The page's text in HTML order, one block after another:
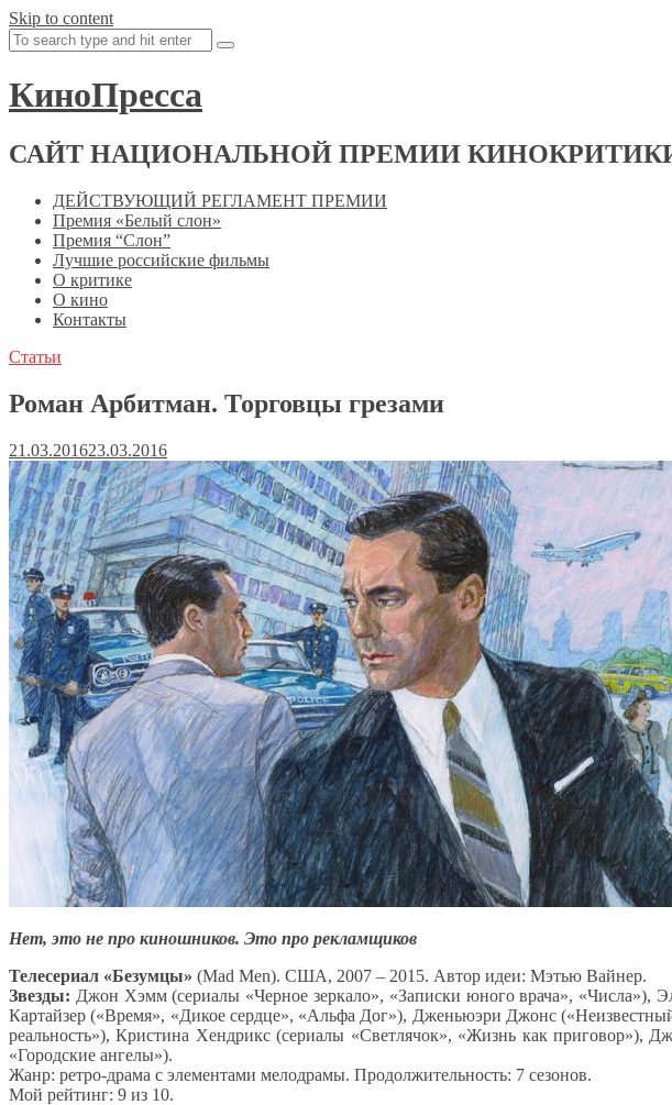
Skip to content
КиноПресса
САЙТ НАЦИОНАЛЬНОЙ ПРЕМИИ
ДЕЙСТВУЮЩИЙ РЕГЛАМЕНТ ПРЕМИИ
Премия «Белый слон»
Премия “Слон”
Лучшие российские фильмы
О критике
О кино
Контакты
Статьи
Роман Арбитман. Торговцы грезами
21.03.201623.03.2016
Нет, это не про киношников. Это про рекламщиков
Телесериал «Безумцы» (Mad Men). США, 2007 – 2015. Автор идеи: Мэтью Вайнер.
Звезды: Джон Хэмм (сериалы «Черное зеркало», «Записки юного врача», «Числа»),
Картайзер («Время», «Дикое сердце», «Альфа Дог»), Дженьюэри Джонс
реальность»), Кристина Хендрикс (сериалы «Светлячок», «Жизнь как приговор»),
«Городские ангелы»).
Жанр: ретро-драма с элементами мелодрамы. Продолжительность: 7 сезонов.
Мой рейтинг: 9 из 10.